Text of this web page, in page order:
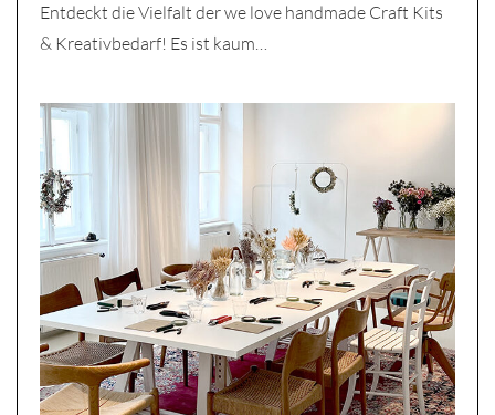
Entdeckt die Vielfalt der we love handmade Craft Kits
& Kreativbedarf! Es ist kaum…